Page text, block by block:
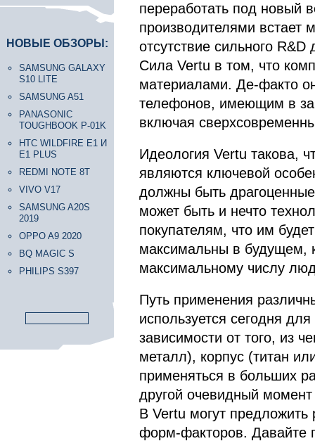
НОВЫЕ ОБЗОРЫ:
SAMSUNG GALAXY
S10 LITE
SAMSUNG A51
PANASONIC
TOUGHBOOK P-01K
HTC WILDFIRE E1 И
E1 PLUS
REDMI NOTE 8T
VIVO V17
SAMSUNG A20S
2019
OPPO A9 2020
BQ MAGIC S
PHILIPS S397
переработать под новый
производителями встает
отсутствие сильного
Сила Vertu в том, что
материалами. Де-факто
телефонов, имеющим в
включая
Идеология Vertu такова,
являются ключевой
должны быть
может быть и нечто
покупателям, что им
максимальны в будущем,
максимальному числу
Путь применения
используется сегодня
зависимости от того, из
металл), корпус (титан
применяться в больших
другой очевидный момент
В Vertu могут предложить
форм-факторов. Давайте